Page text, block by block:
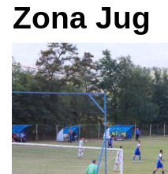
Zona Jug